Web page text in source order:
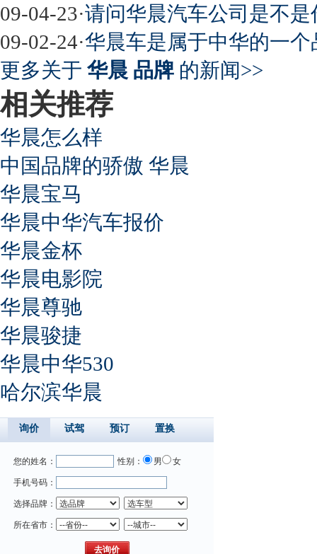
09-04-23·请问华晨汽车公司是不
09-02-24·华晨车是属于中华的一个
更多关于 华晨 品牌 的新闻>>
相关推荐
华晨怎么样
中国品牌的骄傲 华晨
华晨宝马
华晨中华汽车报价
华晨金杯
华晨电影院
华晨尊驰
华晨骏捷
华晨中华530
哈尔滨华晨
询价 试驾 预订 置换
您的姓名： 性别： 男 女
手机号码：
选择品牌：
所在省市：